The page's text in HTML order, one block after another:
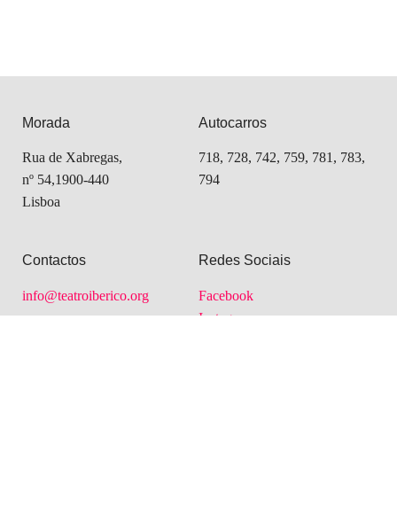
Morada
Rua de Xabregas,
nº 54,1900-440
Lisboa
Autocarros
718, 728, 742, 759, 781, 783,
794
Contactos
info@teatroiberico.org
Redes Sociais
Facebook
Instagram